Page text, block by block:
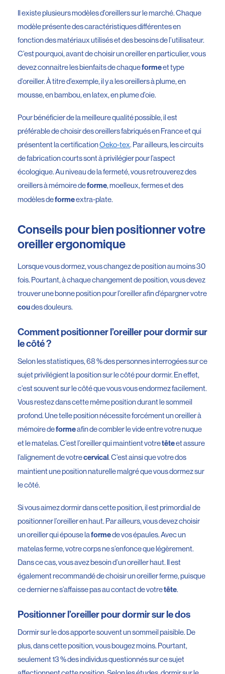
Il existe plusieurs modèles d’oreillers sur le marché. Chaque
modèle présente des caractéristiques différentes en
fonction des matériaux utilisés et des besoins de l’utilisateur.
C’est pourquoi, avant de choisir un oreiller en particulier, vous
devez connaitre les bienfaits de chaqueformeet type
d’oreiller. À titre d’exemple, il y a les oreillers à plume, en
mousse, en bambou, en latex, en plume d’oie.
Pour bénéficier de la meilleure qualité possible, il est
préférable de choisir des oreillers fabriqués en France et qui
présentent la certificationOeko-tex. Par ailleurs, les circuits
de fabrication courts sont à privilégier pour l’aspect
écologique. Au niveau de la fermeté, vous retrouverez des
oreillers à mémoire deforme, moelleux, fermes et des
modèles deformeextra-plate.
Conseils pour bien positionner votre
oreiller ergonomique
Lorsque vous dormez, vous changez de position au moins 30
fois. Pourtant, à chaque changement de position, vous devez
trouver une bonne position pour l’oreiller afin d’épargner votre
coudes douleurs.
Comment positionner l’oreiller pour dormir sur
le côté ?
Selon les statistiques, 68 % des personnes interrogées sur ce
sujet privilégient la position sur le côté pour dormir. En effet,
c’est souvent sur le côté que vous vous endormez facilement.
Vous restez dans cette même position durant le sommeil
profond. Une telle position nécessite forcément un oreiller à
mémoire deformeafin de combler le vide entre votre nuque
et le matelas. C’est l’oreiller qui maintient votretêteet assure
l’alignement de votrecervical. C’est ainsi que votre dos
maintient une position naturelle malgré que vous dormez sur
le côté.
Si vous aimez dormir dans cette position, il est primordial de
positionner l’oreiller en haut. Par ailleurs, vous devez choisir
un oreiller qui épouse laformede vos épaules. Avec un
matelas ferme, votre corps ne s’enfonce que légèrement.
Dans ce cas, vous avez besoin d’un oreiller haut. Il est
également recommandé de choisir un oreiller ferme, puisque
ce dernier ne s’affaisse pas au contact de votretête.
Positionner l’oreiller pour dormir sur le dos
Dormir sur le dos apporte souvent un sommeil paisible. De
plus, dans cette position, vous bougez moins. Pourtant,
seulement 13 % des individus questionnés sur ce sujet